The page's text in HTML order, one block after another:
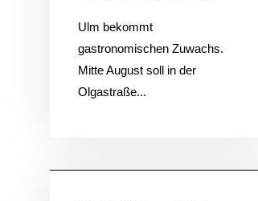
Ulm bekommt
gastronomischen Zuwachs.
Mitte August soll in der
Olgastraße...